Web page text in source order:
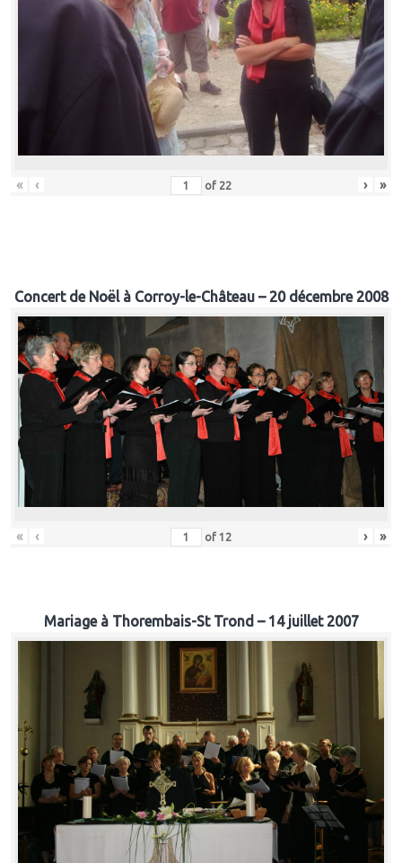
« ‹ of 22 › »
Concert de Noël à Corroy-le-Château – 20 décembre 2008
« ‹ of 12 › »
Mariage à Thorembais-St Trond – 14 juillet 2007